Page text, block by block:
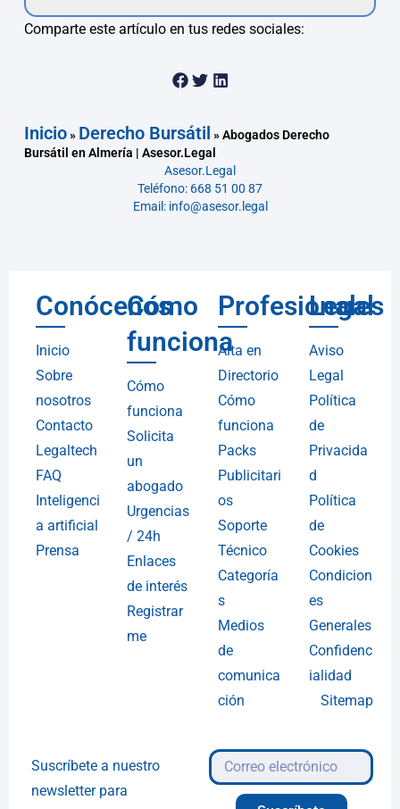
Comparte este artículo en tus redes sociales:
Inicio» Derecho Bursátil »Abogados Derecho
Bursátil en Almería | Asesor.Legal
Asesor.Legal
Teléfono: 668 51 00 87
Email: info@asesor.legal
Conócenos
Inicio
Sobre
nosotros
Contacto
Legaltech
FAQ
Inteligenci
a artificial
Prensa
Cómo
funciona
Cómo
funciona
Solicita
un
abogado
Urgencias
/ 24h
Enlaces
de interés
Registrar
me
Profesionales
Alta en
Directorio
Cómo
funciona
Packs
Publicitari
os
Soporte
Técnico
Categoría
s
Medios
de
comunica
ción
Legal
Aviso
Legal
Política
de
Privacida
d
Política
de
Cookies
Condicion
es
Generales
Confidenc
ialidad
Sitemap
Suscríbete a nuestro
newsletter para